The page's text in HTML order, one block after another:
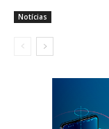
Notícias